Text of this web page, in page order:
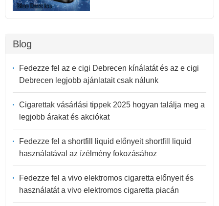
Blog
Fedezze fel az e cigi Debrecen kínálatát és az e cigi
Debrecen legjobb ajánlatait csak nálunk
Cigarettak vásárlási tippek 2025 hogyan találja meg a
legjobb árakat és akciókat
Fedezze fel a shortfill liquid előnyeit shortfill liquid
használatával az ízélmény fokozásához
Fedezze fel a vivo elektromos cigaretta előnyeit és
használatát a vivo elektromos cigaretta piacán